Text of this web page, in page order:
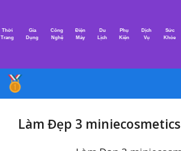
nội
Thời
Trang
Gia
Dụng
Công
Nghệ
Điện
Máy
Du
Lịch
Phụ
Kiện
Dịch
Vụ
Sức
Khỏe
Làm Đẹp 3 miniecosmetics